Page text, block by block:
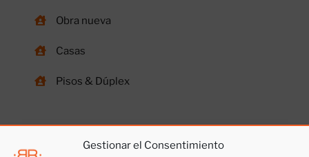
Gestionar el Consentimiento
Obra nueva
Casas
Pisos & Dúplex